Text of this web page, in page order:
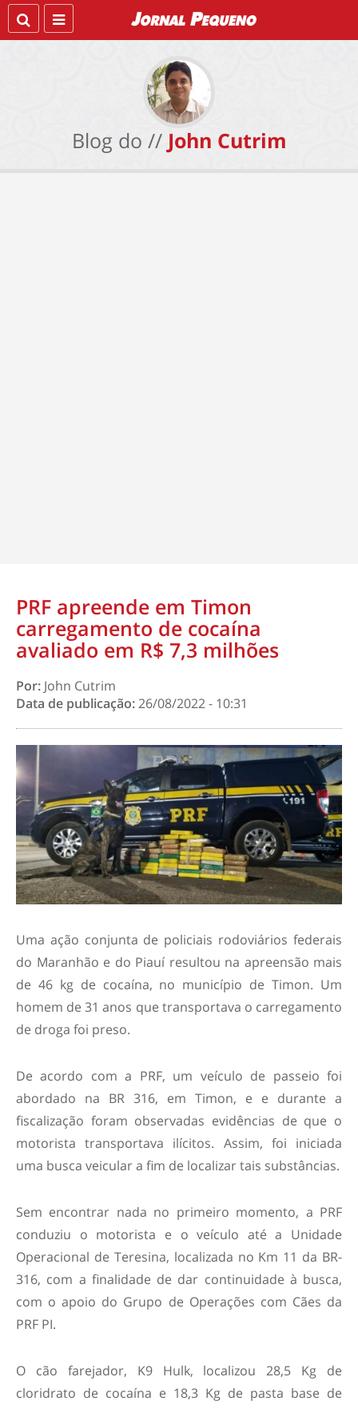
Blog do // John Cutrim
PRF apreende em Timon
carregamento de cocaína
avaliado em R$ 7,3 milhões
Por: John Cutrim
Data de publicação:26/08/2022 - 10:31
Uma ação conjunta de policiais rodoviários federais
do Maranhão e do Piauí resultou na apreensão mais
de 46 kg de cocaína, no município de Timon. Um
homem de 31 anos que transportava o carregamento
de droga foi preso.
De acordo com a PRF, um veículo de passeio foi
abordado na BR 316, em Timon, e e durante a
fiscalização foram observadas evidências de que o
motorista transportava ilícitos. Assim, foi iniciada
uma busca veicular a fim de localizar tais substâncias.
Sem encontrar nada no primeiro momento, a PRF
conduziu o motorista e o veículo até a Unidade
Operacional de Teresina, localizada no Km 11 da BR-
316, com a finalidade de dar continuidade à busca,
com o apoio do Grupo de Operações com Cães da
PRF PI.
O cão farejador, K9 Hulk, localizou 28,5 Kg de
cloridrato de cocaína e 18,3 Kg de pasta base de